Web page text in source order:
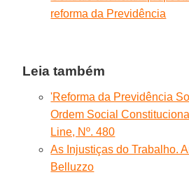
reforma da Previdência
Leia também
'Reforma da Previdência
Ordem Social
Line, Nº. 480
As Injustiças do Trabalho.
Belluzzo